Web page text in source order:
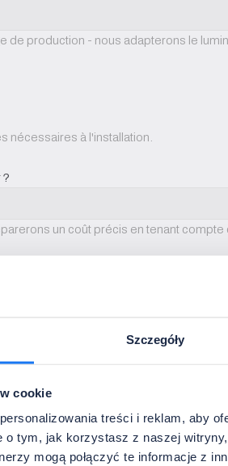
Szczegóły
cookie
treści i reklam, aby
tym, jak korzystasz z naszej
mogą połączyć te informacje z
production - nous adapterons le
nécessaires à l'installation.
un coût précis en tenant
déjà avec nous).
la transmettrons au